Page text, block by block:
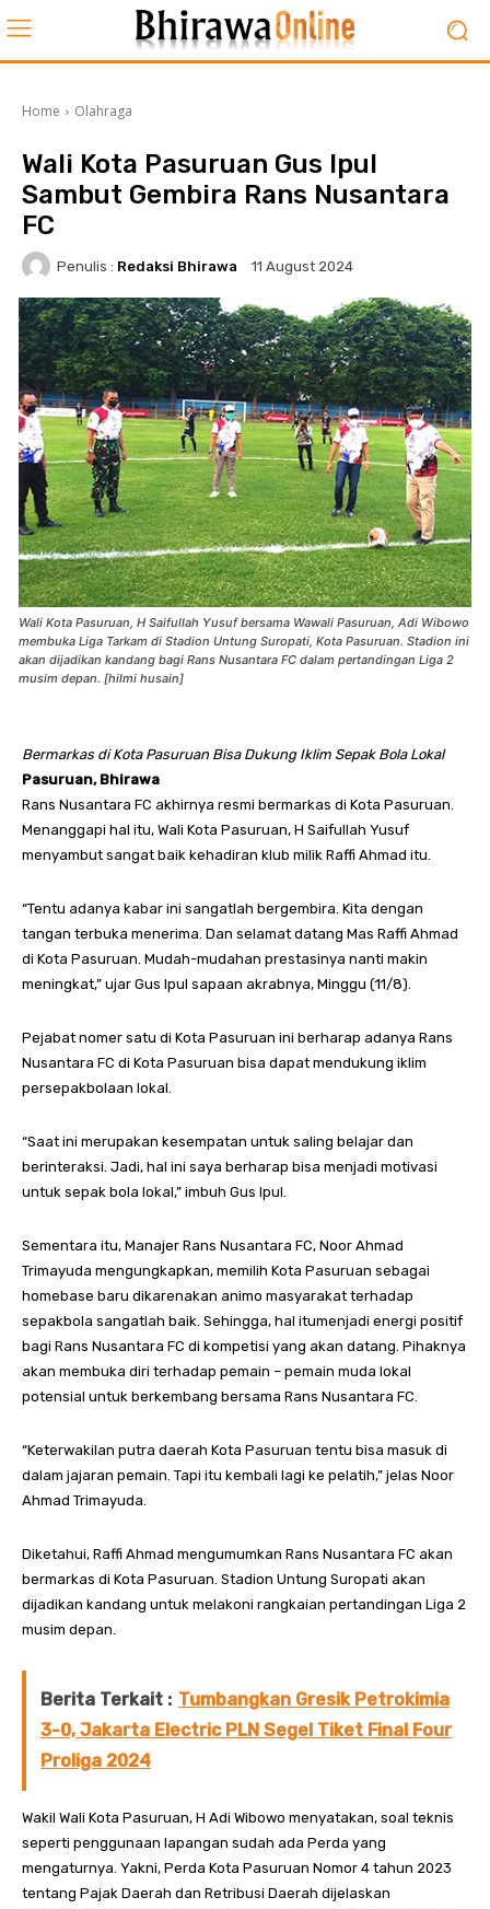
Home Olahraga
Wali Kota Pasuruan Gus Ipul
Sambut Gembira Rans Nusantara
FC
Penulis : Redaksi Bhirawa 11 August 2024
Wali Kota Pasuruan, H Saifullah Yusuf bersama Wawali Pasuruan, Adi Wibowo
membuka Liga Tarkam di Stadion Untung Suropati, Kota Pasuruan. Stadion ini
akan dijadikan kandang bagi Rans Nusantara FC dalam pertandingan Liga 2
musim depan. [hilmi husain]
Bermarkas di Kota Pasuruan Bisa Dukung Iklim Sepak Bola Lokal
Pasuruan, Bhirawa
Rans Nusantara FC akhirnya resmi bermarkas di Kota Pasuruan.
Menanggapi hal itu, Wali Kota Pasuruan, H Saifullah Yusuf
menyambut sangat baik kehadiran klub milik Raffi Ahmad itu.
“Tentu adanya kabar ini sangatlah bergembira. Kita dengan
tangan terbuka menerima. Dan selamat datang Mas Raffi Ahmad
di Kota Pasuruan. Mudah-mudahan prestasinya nanti makin
meningkat,” ujar Gus Ipul sapaan akrabnya, Minggu (11/8).
Pejabat nomer satu di Kota Pasuruan ini berharap adanya Rans
Nusantara FC di Kota Pasuruan bisa dapat mendukung iklim
persepakbolaan lokal.
“Saat ini merupakan kesempatan untuk saling belajar dan
berinteraksi. Jadi, hal ini saya berharap bisa menjadi motivasi
untuk sepak bola lokal,” imbuh Gus Ipul.
Sementara itu, Manajer Rans Nusantara FC, Noor Ahmad
Trimayuda mengungkapkan, memilih Kota Pasuruan sebagai
homebase baru dikarenakan animo masyarakat terhadap
sepakbola sangatlah baik. Sehingga, hal itumenjadi energi positif
bagi Rans Nusantara FC di kompetisi yang akan datang. Pihaknya
akan membuka diri terhadap pemain – pemain muda lokal
potensial untuk berkembang bersama Rans Nusantara FC.
“Keterwakilan putra daerah Kota Pasuruan tentu bisa masuk di
dalam jajaran pemain. Tapi itu kembali lagi ke pelatih,” jelas Noor
Ahmad Trimayuda.
Diketahui, Raffi Ahmad mengumumkan Rans Nusantara FC akan
bermarkas di Kota Pasuruan. Stadion Untung Suropati akan
dijadikan kandang untuk melakoni rangkaian pertandingan Liga 2
musim depan.
Berita Terkait : Tumbangkan Gresik Petrokimia
3-0, Jakarta Electric PLN Segel Tiket Final Four
Proliga 2024
Wakil Wali Kota Pasuruan, H Adi Wibowo menyatakan, soal teknis
seperti penggunaan lapangan sudah ada Perda yang
mengaturnya. Yakni, Perda Kota Pasuruan Nomor 4 tahun 2023
tentang Pajak Daerah dan Retribusi Daerah dijelaskan